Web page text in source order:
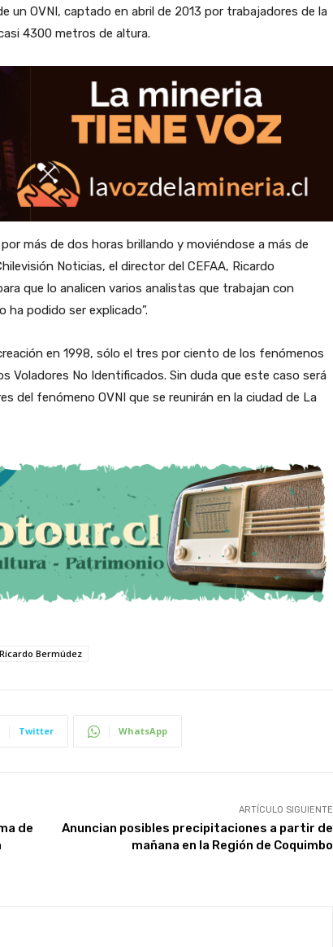
un OVNI, captado en abril de 2013 por trabajadores de la
4300 metros de altura.
más de dos horas brillando y moviéndose a más de
Noticias, el director del CEFAA, Ricardo
que lo analicen varios analistas que trabajan con
podido ser explicado”.
en 1998, sólo el tres por ciento de los fenómenos
No Identificados. Sin duda que este caso será
del fenómeno OVNI que se reunirán en la ciudad de La
Ricardo Bermúdez
Twitter WhatsApp
de
ARTÍCULO SIGUIENTE
Anuncian posibles precipitaciones a partir de
mañana en la Región de Coquimbo